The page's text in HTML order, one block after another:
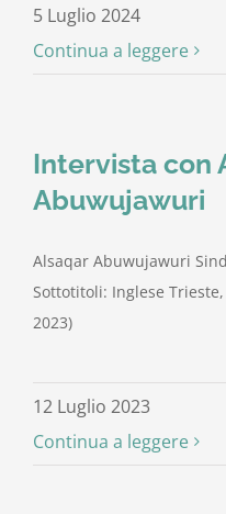
5 Luglio 2024
Continua a leggere
Intervista con
Abuwujawuri
Alsaqar Abuwujawuri
Sottotitoli: Inglese
2023)
12 Luglio 2023
Continua a leggere